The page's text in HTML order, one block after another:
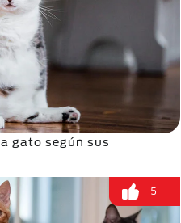
gato según sus
5